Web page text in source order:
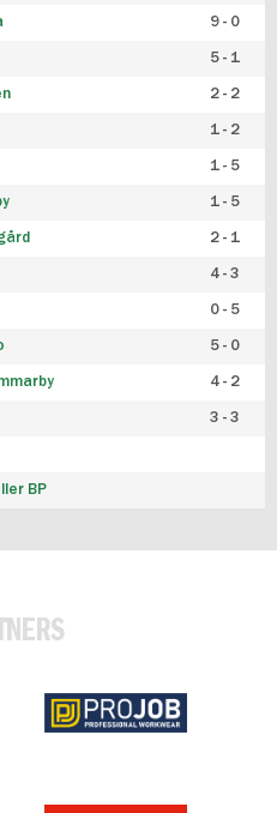
9 - 0
5 - 1
2 - 2
1 - 2
1 - 5
1 - 5
2 - 1
4 - 3
0 - 5
5 - 0
4 - 2
3 - 3
BP